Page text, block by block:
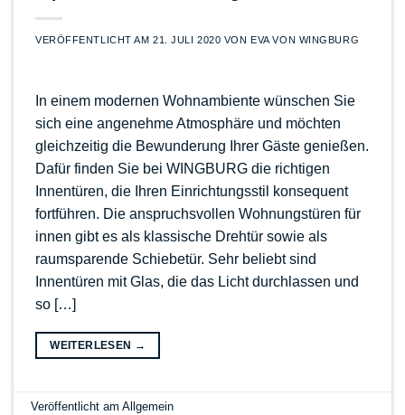
VERÖFFENTLICHT AM21. JULI 2020 VONEVA VON WINGBURG
In einem modernen Wohnambiente wünschen Sie
sich eine angenehme Atmosphäre und möchten
gleichzeitig die Bewunderung Ihrer Gäste genießen.
Dafür finden Sie bei WINGBURG die richtigen
Innentüren, die Ihren Einrichtungsstil konsequent
fortführen. Die anspruchsvollen Wohnungstüren für
innen gibt es als klassische Drehtür sowie als
raumsparende Schiebetür. Sehr beliebt sind
Innentüren mit Glas, die das Licht durchlassen und
so […]
WEITERLESEN →
Veröffentlicht amAllgemein